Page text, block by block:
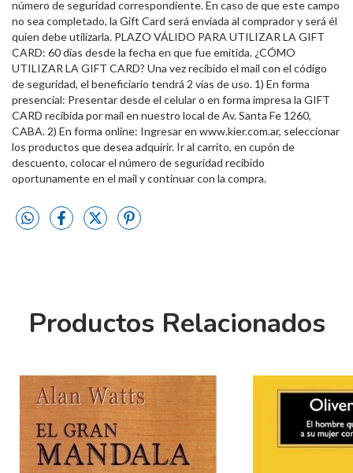
número de seguridad correspondiente. En caso de que este campo
no sea completado, la Gift Card será enviada al comprador y será él
quien debe utilizarla. PLAZO VÁLIDO PARA UTILIZAR LA GIFT
CARD: 60 días desde la fecha en que fue emitida. ¿CÓMO
UTILIZAR LA GIFT CARD? Una vez recibido el mail con el código
de seguridad, el beneficiario tendrá 2 vías de uso. 1) En forma
presencial: Presentar desde el celular o en forma impresa la GIFT
CARD recibida por mail en nuestro local de Av. Santa Fe 1260,
CABA. 2) En forma online: Ingresar en www.kier.com.ar, seleccionar
los productos que desea adquirir. Ir al carrito, en cupón de
descuento, colocar el número de seguridad recibido
oportunamente en el mail y continuar con la compra.
Productos Relacionados